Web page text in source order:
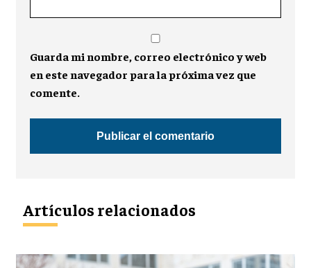
Guarda mi nombre, correo electrónico y web
en este navegador para la próxima vez que
comente.
Artículos relacionados